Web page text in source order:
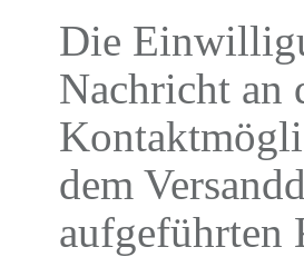
Die
Nachricht an
dem
aufgeführten